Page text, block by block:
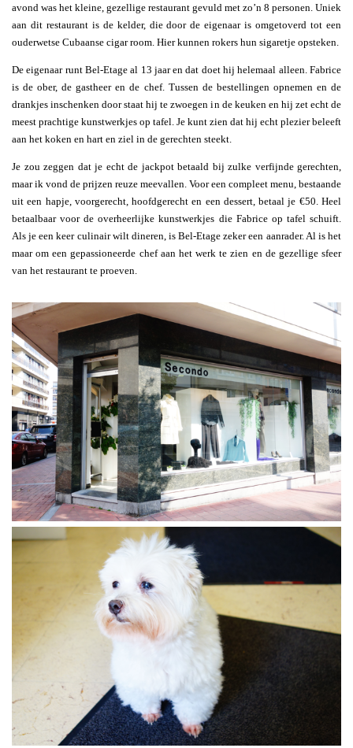
avond was het kleine, gezellige restaurant gevuld met zo’n 8 personen. Uniek
aan dit restaurant is de kelder, die door de eigenaar is omgetoverd tot een
ouderwetse Cubaanse cigar room. Hier kunnen rokers hun sigaretje opsteken.
De eigenaar runt Bel-Etage al 13 jaar en dat doet hij helemaal alleen. Fabrice
is de ober, de gastheer en de chef. Tussen de bestellingen opnemen en de
drankjes inschenken door staat hij te zwoegen in de keuken en hij zet echt de
meest prachtige kunstwerkjes op tafel. Je kunt zien dat hij echt plezier beleeft
aan het koken en hart en ziel in de gerechten steekt.
Je zou zeggen dat je echt de jackpot betaald bij zulke verfijnde gerechten,
maar ik vond de prijzen reuze meevallen. Voor een compleet menu, bestaande
uit een hapje, voorgerecht, hoofdgerecht en een dessert, betaal je €50. Heel
betaalbaar voor de overheerlijke kunstwerkjes die Fabrice op tafel schuift.
Als je een keer culinair wilt dineren, is Bel-Etage zeker een aanrader. Al is het
maar om een gepassioneerde chef aan het werk te zien en de gezellige sfeer
van het restaurant te proeven.